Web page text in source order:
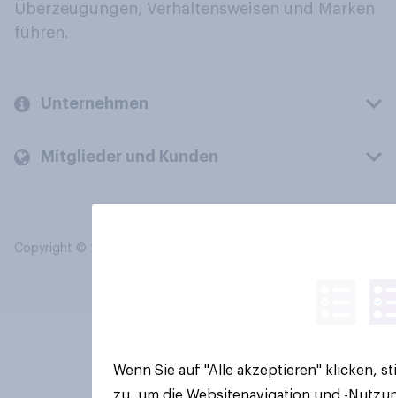
Überzeugungen, Verhaltensweisen und Marken
führen.
Unternehmen
Mitglieder und Kunden
Copyright © 2026 YouGov PLC. Alle Rechte vorbehalten.
Wenn Sie auf "Alle akzeptieren" klicken,
zu, um die Websitenavigation und -